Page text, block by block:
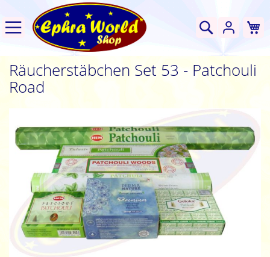
Suche
Räucherstäbchen Set 53 - Patchouli
Road
Ende
der
Bildgalerie